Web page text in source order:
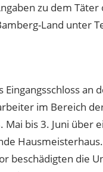
zu dem
Land unter
Eingangsschloss
im Bereich
bis 3. Juni über
beschädigten die